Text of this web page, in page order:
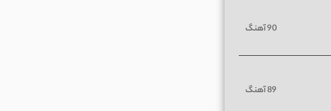
90 آهنگ
89 آهنگ